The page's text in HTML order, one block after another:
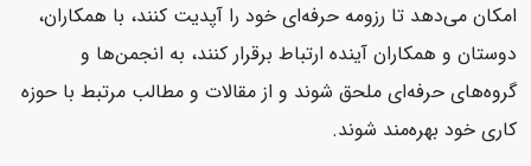
امکان می‌دهد تا رزومه حرفه‌ای خود را آپدیت کنند، با همکاران،
دوستان و همکاران آینده ارتباط برقرار کنند، به انجمن‌ها و
گروه‌های حرفه‌ای ملحق شوند و از مقالات و مطالب مرتبط با حوزه
کاری خود بهره‌مند شوند.